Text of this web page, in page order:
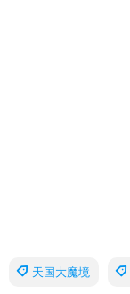
天国大魔境